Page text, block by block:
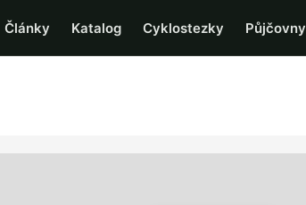
Články Katalog Cyklostezky Půjčovny